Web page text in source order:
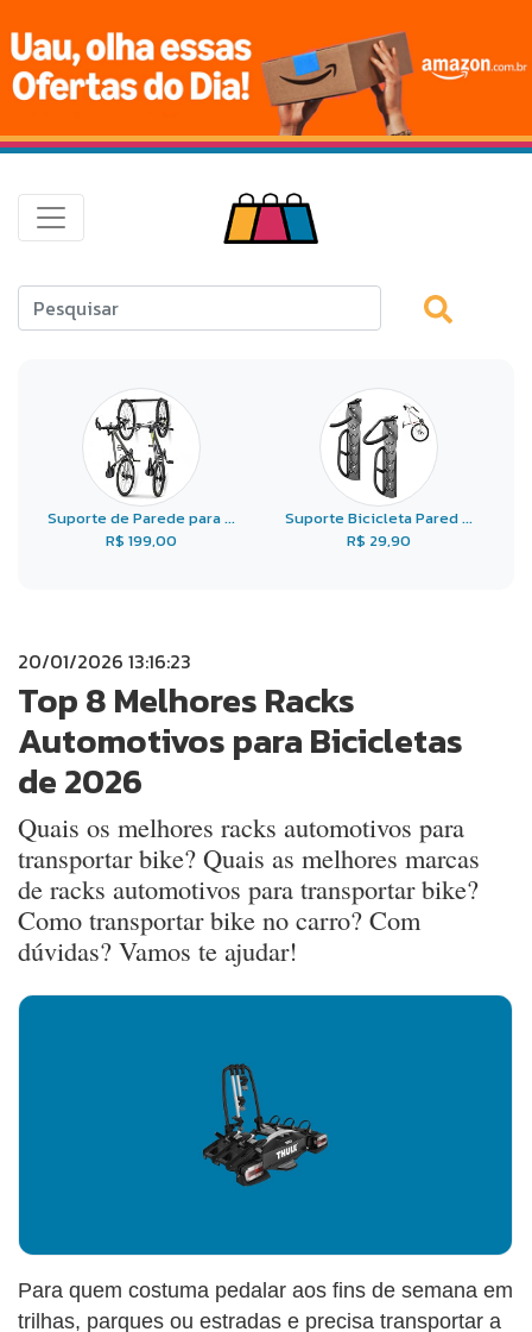
Suporte de Parede para ...
R$ 199,00
Suporte Bicicleta Pared ...
R$ 29,90
20/01/2026 13:16:23
Top 8 Melhores Racks
Automotivos para Bicicletas
de 2026
Quais os melhores racks automotivos para
transportar bike? Quais as melhores marcas
de racks automotivos para transportar bike?
Como transportar bike no carro? Com
dúvidas? Vamos te ajudar!
Para quem costuma pedalar aos fins de semana em
trilhas, parques ou estradas e precisa transportar a